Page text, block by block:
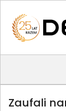
Zaufali